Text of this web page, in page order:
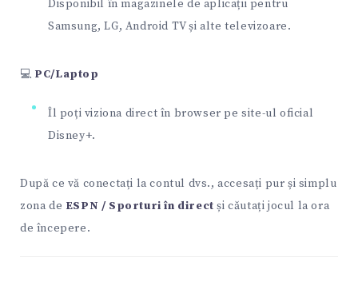
Disponibil în magazinele de aplicații pentru
Samsung, LG, Android TV și alte televizoare.
💻 PC/Laptop
Îl poți viziona direct în browser pe site-ul oficial
Disney+.
După ce vă conectați la contul dvs., accesați pur și simplu
zona de ESPN / Sporturi în direct și căutați jocul la ora
de începere.